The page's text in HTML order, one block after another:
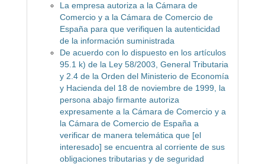
La empresa autoriza a la Cámara de
Comercio y a la Cámara de Comercio de
España para que verifiquen la autenticidad
de la información suministrada
De acuerdo con lo dispuesto en los artículos
95.1 k) de la Ley 58/2003, General Tributaria
y 2.4 de la Orden del Ministerio de Economía
y Hacienda del 18 de noviembre de 1999, la
persona abajo firmante autoriza
expresamente a la Cámara de Comercio y a
la Cámara de Comercio de España a
verificar de manera telemática que [el
interesado] se encuentra al corriente de sus
obligaciones tributarias y de seguridad